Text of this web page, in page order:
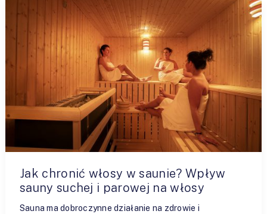
Jak chronić włosy w saunie? Wpływ
sauny suchej i parowej na włosy
Sauna ma dobroczynne działanie na zdrowie i